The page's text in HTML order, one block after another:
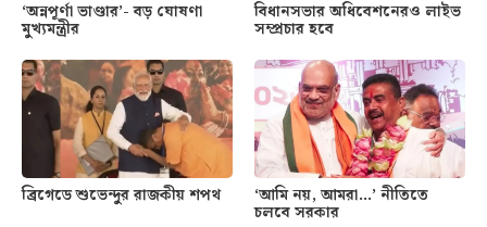
‘অন্নপূর্ণা ভাণ্ডার’- বড় ঘোষণা
মুখ্যমন্ত্রীর
বিধানসভার অধিবেশনেরও লাইভ
সম্প্রচার হবে
ব্রিগেডে শুভেন্দুর রাজকীয় শপথ ‘আমি নয়, আমরা…’ নীতিতে
চলবে সরকার